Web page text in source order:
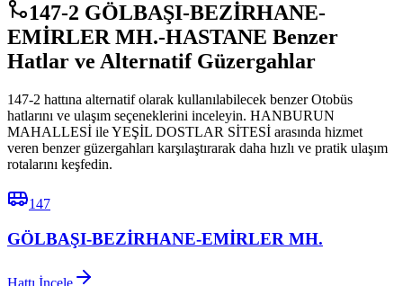
147-2 GÖLBAŞI-BEZİRHANE-
EMİRLER MH.-HASTANE Benzer
Hatlar ve Alternatif Güzergahlar
147-2 hattına alternatif olarak kullanılabilecek benzer Otobüs
hatlarını ve ulaşım seçeneklerini inceleyin. HANBURUN
MAHALLESİ ile YEŞİL DOSTLAR SİTESİ arasında hizmet
veren benzer güzergahları karşılaştırarak daha hızlı ve pratik ulaşım
rotalarını keşfedin.
147
GÖLBAŞI-BEZİRHANE-EMİRLER MH.
Hattı İncele